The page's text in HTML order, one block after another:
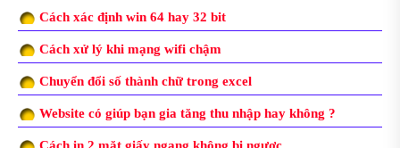
Cách xác định win 64 hay 32 bit
Cách xử lý khi mạng wifi chậm
Chuyển đổi số thành chữ trong excel
Website có giúp bạn gia tăng thu nhập hay không ?
Cách in 2 mặt giấy ngang không bị ngược